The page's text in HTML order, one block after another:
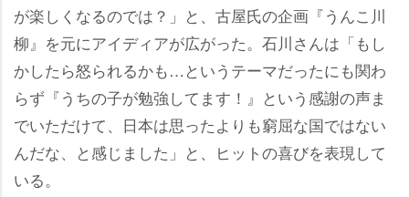
が楽しくなるのでは？」と、古屋氏の企画『うんこ川
柳』を元にアイディアが広がった。石川さんは「もし
かしたら怒られるかも…というテーマだったにも関わ
らず『うちの子が勉強してます！』という感謝の声ま
でいただけて、日本は思ったよりも窮屈な国ではない
んだな、と感じました」と、ヒットの喜びを表現して
いる。